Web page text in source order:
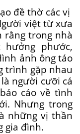
đề thờ các vị
việt từ xưa
rằng trong nhà
phước,
ảnh ông táo
trình gặp nhau
người cưỡi cá
cáo về tình
Nhưng trong
những vị thần
gia đình.